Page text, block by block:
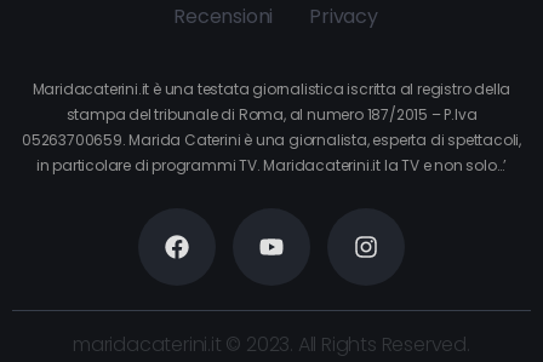
Recensioni Privacy
Maridacaterini.it è una testata giornalistica iscritta al registro della
stampa del tribunale di Roma, al numero 187/2015 – P.Iva
05263700659. Marida Caterini è una giornalista, esperta di spettacoli,
in particolare di programmi TV. Maridacaterini.it la TV e non solo…’
maridacaterini.it © 2023. All Rights Reserved.